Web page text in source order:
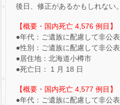
後日、修正があるかもしれない。
【概要・国内死亡 4,576 例目】
●年代：ご遺族に配慮して非公表
●性別：ご遺族に配慮して非公表
●居住地：北海道小樽市
●死亡日： 1 月 18 日
【概要・国内死亡 4,577 例目】
●年代：ご遺族に配慮して非公表